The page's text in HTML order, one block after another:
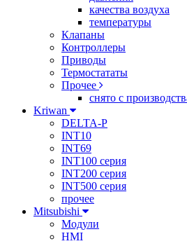
качества воздуха
температуры
Клапаны
Контроллеры
Приводы
Термостататы
Прочее
снято с
Kriwan
DELTA-P
INT10
INT69
INT100 серия
INT200 серия
INT500 серия
прочее
Mitsubishi
Модули
HMI